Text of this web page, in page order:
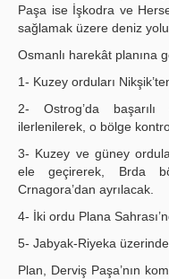
Paşa ise İşkodra ve
sağlamak üzere deniz
Osmanlı harekât planına
1- Kuzey orduları
2- Ostrog’da başarılı
ilerlenilerek, o bölge
3- Kuzey ve güney
ele geçirerek, Brda
Crnagora’dan ayrılacak.
4- İki ordu Plana
5- Jabyak-Riyeka
Plan, Derviş Paşa’nın